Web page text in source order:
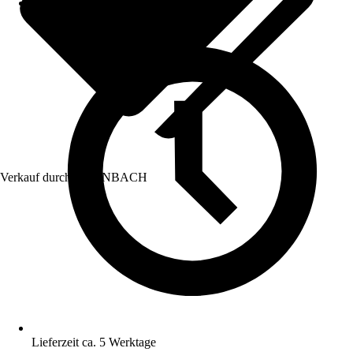
Verkauf durch: HORNBACH
Lieferzeit ca. 5 Werktage